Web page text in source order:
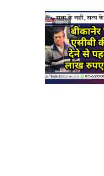
बीकानेर